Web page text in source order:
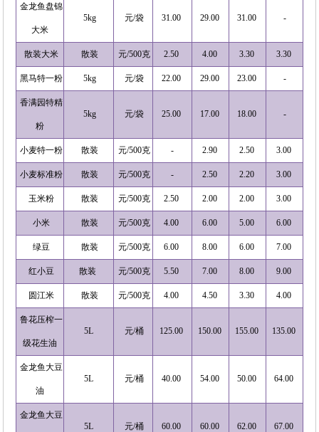
金龙鱼盘锦
大米
5kg 元/袋 31.00 29.00 31.00 -
散装大米 散装 元/500克 2.50 4.00 3.30 3.30
黑马特一粉 5kg 元/袋 22.00 29.00 23.00 -
香满园特精
粉
5kg 元/袋 25.00 17.00 18.00 -
小麦特一粉 散装 元/500克 - 2.90 2.50 3.00
小麦标准粉 散装 元/500克 - 2.50 2.20 3.00
玉米粉 散装 元/500克 2.50 2.00 2.00 3.00
小米 散装 元/500克 4.00 6.00 5.00 6.00
绿豆 散装 元/500克 6.00 8.00 6.00 7.00
红小豆 散装 元/500克 5.50 7.00 8.00 9.00
圆江米 散装 元/500克 4.00 4.50 3.30 4.00
鲁花压榨一
级花生油
5L 元/桶 125.00 150.00 155.00 135.00
金龙鱼大豆
油
5L 元/桶 40.00 54.00 50.00 64.00
金龙鱼大豆
5L 元/桶 60.00 60.00 62.00 67.00